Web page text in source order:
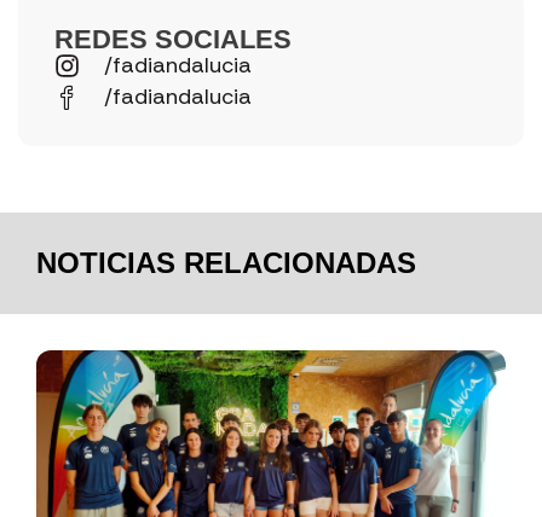
REDES SOCIALES
/fadiandalucia
/fadiandalucia
NOTICIAS RELACIONADAS